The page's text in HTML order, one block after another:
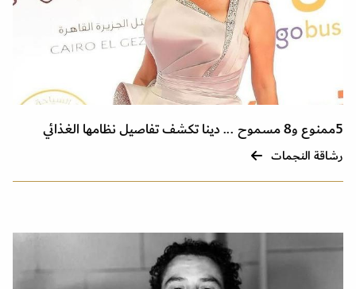
5ممنوع و8 مسموح ... دينا تكشف تفاصيل نظامها الغذائي
رشاقة النجمات